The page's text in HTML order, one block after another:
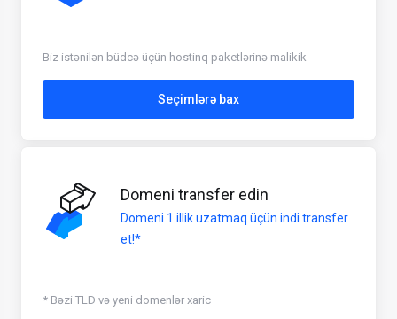
Biz istənilən büdcə üçün hostinq paketlərinə malikik
Seçimlərə bax
Domeni transfer edin
Domeni 1 illik uzatmaq üçün indi transfer
et!*
* Bəzi TLD və yeni domenlər xaric